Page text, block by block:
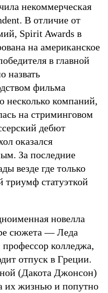
некоммерческая
В отличие от
Spirit Awards в
на американское
в главной
назвать
фильма
несколько компаний,
на стриминговом
дебют
оказался
За последние
везде где только
статуэткой
новелла
сюжета — Леда
колледжа,
отпуск в Греции.
(Дакота Джонсон)
их жизнью и попутно